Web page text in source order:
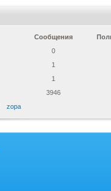
Сообщения
0
1
1
3946
zopa